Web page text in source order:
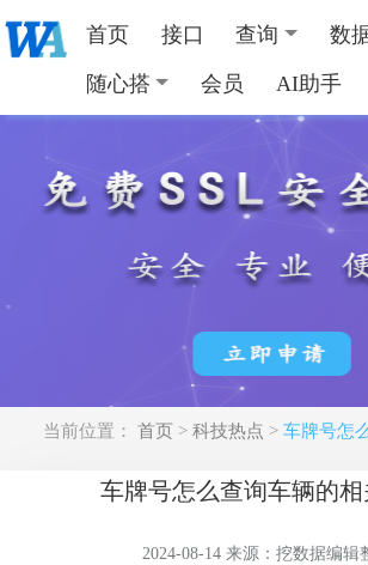
首页 接口 查询 数
随心搭 会员 AI助手
当前位置： 首页 > 科技热点 > 车牌号怎
车牌号怎么查询车辆的
2024-08-14 来源：挖数据编辑